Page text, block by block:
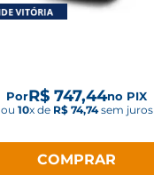
PorR$ 747,44no PIX
ou 10x de R$ 74,74sem juros
COMPRAR